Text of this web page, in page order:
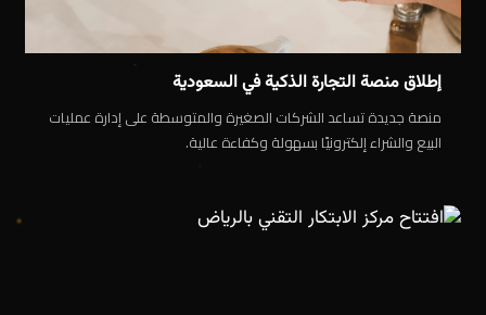
إطلاق منصة التجارة الذكية في السعودية
منصة جديدة تساعد الشركات الصغيرة والمتوسطة على إدارة عمليات
البيع والشراء إلكترونيًا بسهولة وكفاءة عالية.